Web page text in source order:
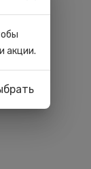
акции.